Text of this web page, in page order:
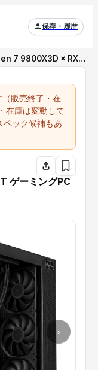
保存・履歴
Ryzen 7 9800X3D × RX 9070...
販売終了・在
在庫は変動して
ペック候補もあ
ゲーミングPC
›